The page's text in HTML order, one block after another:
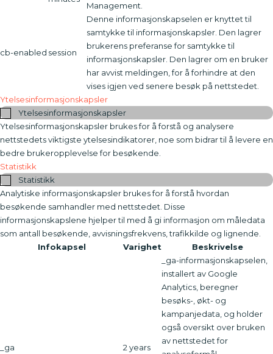
Management.
cb-enabled session
Denne informasjonskapselen er knyttet til
samtykke til informasjonskapsler. Den lagrer
brukerens preferanse for samtykke til
informasjonskapsler. Den lagrer om en bruker
har avvist meldingen, for å forhindre at den
vises igjen ved senere besøk på nettstedet.
Ytelsesinformasjonskapsler
Ytelsesinformasjonskapsler
Ytelsesinformasjonskapsler brukes for å forstå og analysere
nettstedets viktigste ytelsesindikatorer, noe som bidrar til å levere en
bedre brukeropplevelse for besøkende.
Statistikk
Statistikk
Analytiske informasjonskapsler brukes for å forstå hvordan
besøkende samhandler med nettstedet. Disse
informasjonskapslene hjelper til med å gi informasjon om måledata
som antall besøkende, avvisningsfrekvens, trafikkilde og lignende.
Infokapsel
Varighet Beskrivelse
_ga 2 years
_ga-informasjonskapselen,
installert av Google
Analytics, beregner
besøks-, økt- og
kampanjedata, og holder
også oversikt over bruken
av nettstedet for